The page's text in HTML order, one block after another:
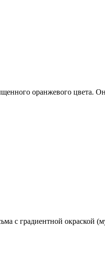
оранжевого цвета.
с градиентной окраской